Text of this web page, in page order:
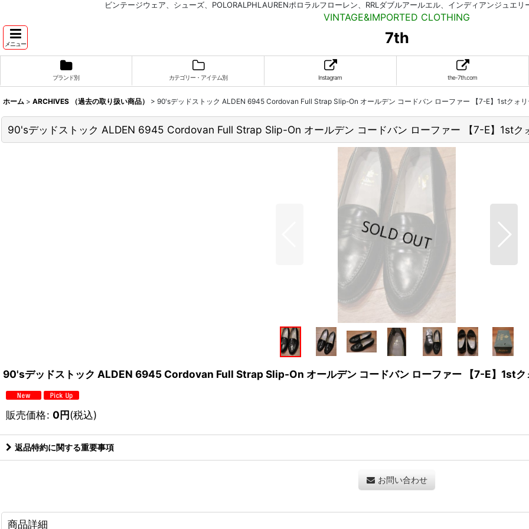
ビンテージウェア、シューズ、POLORALPHLAURENポロラルフローレン、RRLダブルアールエル、インディアンジュエリ
VINTAGE&IMPORTED CLOTHING
メニュー 7th
ブランド別 カテゴリー・アイテム別 Instagram the-7th.com
ホーム > ARCHIVES （過去の取り扱い商品） > 90'sデッドストック ALDEN 6945 Cordovan Full Strap Slip-On オールデン コードバン ローファー 【7-E】1stクォリ
90'sデッドストック ALDEN 6945 Cordovan Full Strap Slip-On オールデン コードバン ローファー 【7-E】1stク
90'sデッドストック ALDEN 6945 Cordovan Full Strap Slip-On オールデン コードバン ローファー 【7-E】1stク
販売価格: 0円(税込)
返品特約に関する重要事項
お問い合わせ
商品詳細